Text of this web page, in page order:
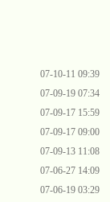
07-10-11 09:39
07-09-19 07:34
07-09-17 15:59
07-09-17 09:00
07-09-13 11:08
07-06-27 14:09
07-06-19 03:29